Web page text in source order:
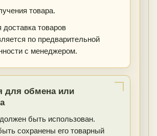
товара.
товаров
по предварительной
с менеджером.
для обмена или
быть использован.
сохранены его товарный